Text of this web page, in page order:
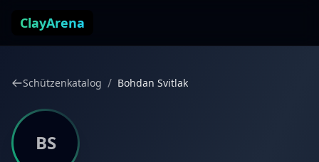
ClayArena
Schützenkatalog / Bohdan Svitlak
BS